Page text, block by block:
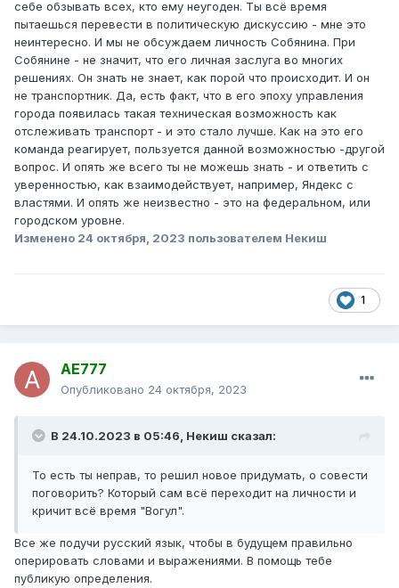
себе обзывать всех, кто ему неугоден. Ты всё время
пытаешься перевести в политическую дискуссию - мне это
неинтересно. И мы не обсуждаем личность Собянина. При
Собянине - не значит, что его личная заслуга во многих
решениях. Он знать не знает, как порой что происходит. И он
не транспортник. Да, есть факт, что в его эпоху управления
города появилась такая техническая возможность как
отслеживать транспорт - и это стало лучше. Как на это его
команда реагирует, пользуется данной возможностью -другой
вопрос. И опять же всего ты не можешь знать - и ответить с
уверенностью, как взаимодействует, например, Яндекс с
властями. И опять же неизвестно - это на федеральном, или
городском уровне.
Изменено 24 октября, 2023 пользователем Некиш
1
AE777
Опубликовано 24 октября, 2023
В 24.10.2023 в 05:46, Некиш сказал:
То есть ты неправ, то решил новое придумать, о совести
поговорить? Который сам всё переходит на личности и
кричит всё время "Вогул".
Все же подучи русский язык, чтобы в будущем правильно
оперировать словами и выражениями. В помощь тебе
публикую определения.